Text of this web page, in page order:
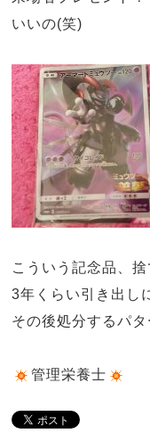
いいの(笑)
こういう記念品、
3年くらい引き出し
その後処分するパタ
管理栄養士